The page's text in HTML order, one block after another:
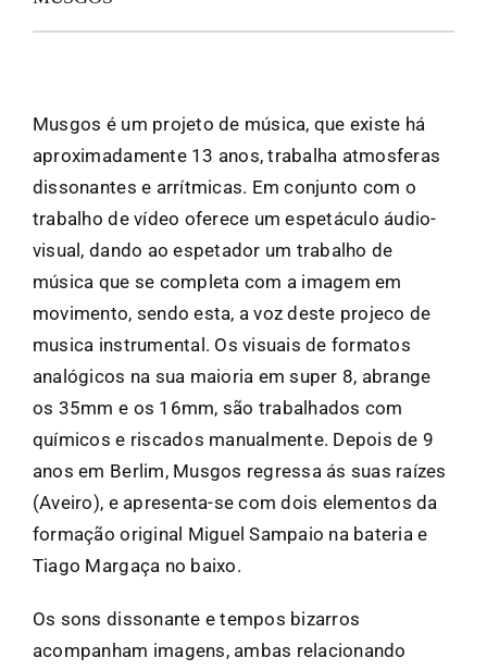
EN
PT
Musgos é um projeto de música, que existe há
aproximadamente 13 anos, trabalha atmosferas
dissonantes e arrítmicas. Em conjunto com o
trabalho de vídeo oferece um espetáculo áudio-
visual, dando ao espetador um trabalho de
música que se completa com a imagem em
movimento, sendo esta, a voz deste projeco de
musica instrumental. Os visuais de formatos
analógicos na sua maioria em super 8, abrange
os 35mm e os 16mm, são trabalhados com
químicos e riscados manualmente. Depois de 9
anos em Berlim, Musgos regressa ás suas raízes
(Aveiro), e apresenta-se com dois elementos da
formação original Miguel Sampaio na bateria e
Tiago Margaça no baixo.
Os sons dissonante e tempos bizarros
acompanham imagens, ambas relacionando